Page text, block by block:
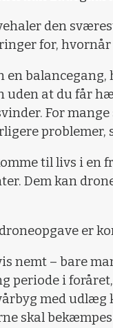
den
for, hvornår
en
uden at du får
For
problemer,
til livs i en
Dem kan
er
nemt – bare
periode i
med udlæg
skal